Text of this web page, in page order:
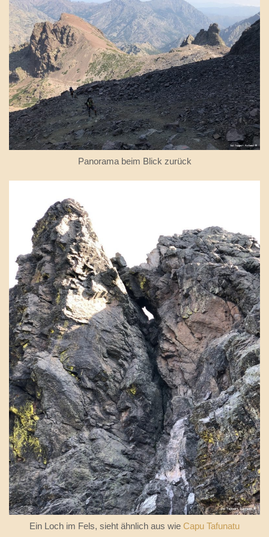
Panorama beim Blick zurück
Ein Loch im Fels, sieht ähnlich aus wie Capu Tafunatu